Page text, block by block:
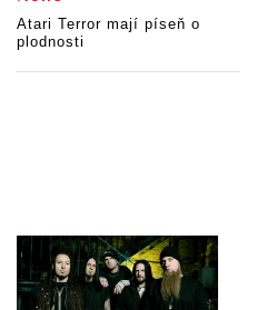
Atari Terror mají píseň o
plodnosti